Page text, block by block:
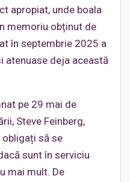
apropiat, unde boala
memoriu obținut de
în septembrie 2025 a
atenuase deja această
pe 29 mai de
Steve Feinberg,
să se
sunt în serviciu
mai mult. De